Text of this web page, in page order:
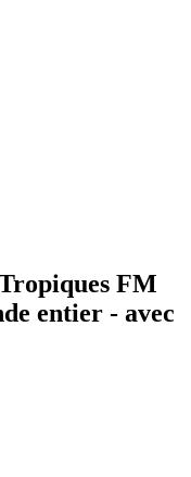
FM
entier - avec